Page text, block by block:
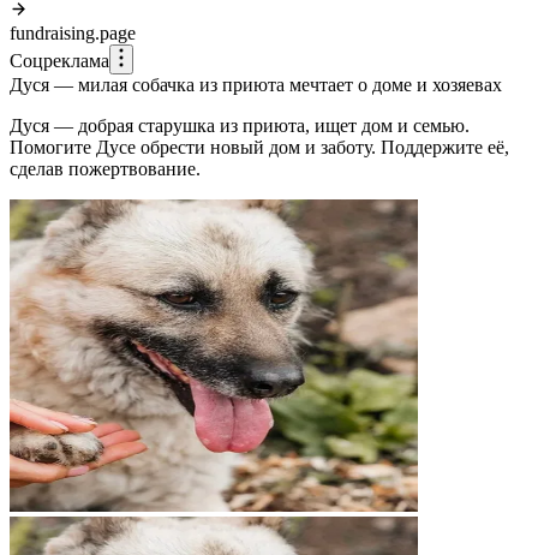
fundraising.page
Соцреклама
Дуся — милая собачка из приюта мечтает о доме и хозяевах
Дуся — добрая старушка из приюта, ищет дом и семью.
Помогите Дусе обрести новый дом и заботу. Поддержите её,
сделав пожертвование.